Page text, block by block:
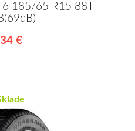
6 185/65 R15 88T
€